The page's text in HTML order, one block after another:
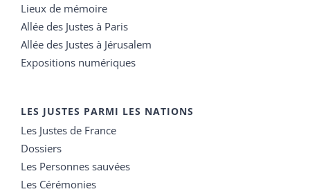
Lieux de mémoire
Allée des Justes à Paris
Allée des Justes à Jérusalem
Expositions numériques
LES JUSTES PARMI LES NATIONS
Les Justes de France
Dossiers
Les Personnes sauvées
Les Cérémonies